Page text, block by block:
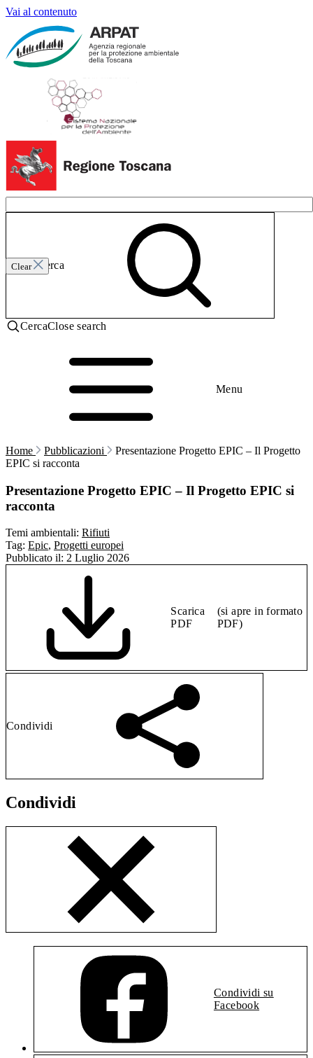
Vai al contenuto
Clear
Invia ricerca
CercaClose search
Menu
Home Pubblicazioni
Presentazione Progetto EPIC – Il Progetto
EPIC si racconta
Presentazione Progetto EPIC – Il Progetto EPIC si
racconta
Temi ambientali: Rifiuti
Tag: Epic, Progetti europei
Pubblicato il: 2 Luglio 2026
Scarica
PDF
(si apre in formato
PDF)
Condividi
Condividi
Condividi su
Facebook